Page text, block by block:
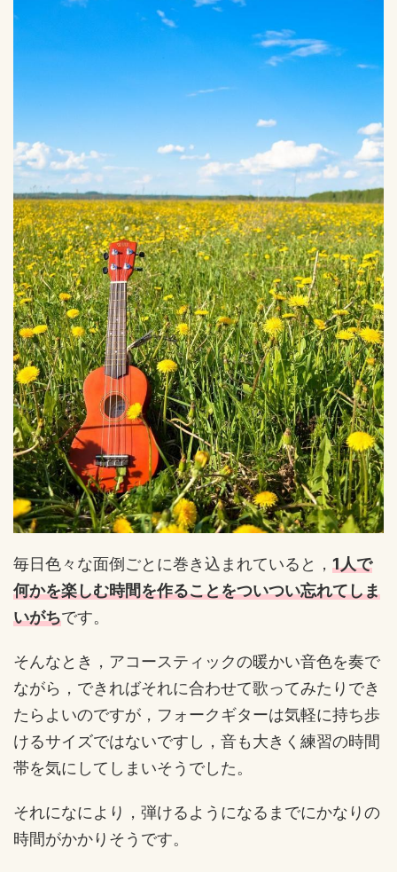
毎日色々な面倒ごとに巻き込まれていると， 1人で
何かを楽しむ時間を作ることをついつい忘れてしま
いがちです。
そんなとき，アコースティックの暖かい音色を奏で
ながら，できればそれに合わせて歌ってみたりでき
たらよいのですが，フォークギターは気軽に持ち歩
けるサイズではないですし，音も大きく練習の時間
帯を気にしてしまいそうでした。
それになにより，弾けるようになるまでにかなりの
時間がかかりそうです。